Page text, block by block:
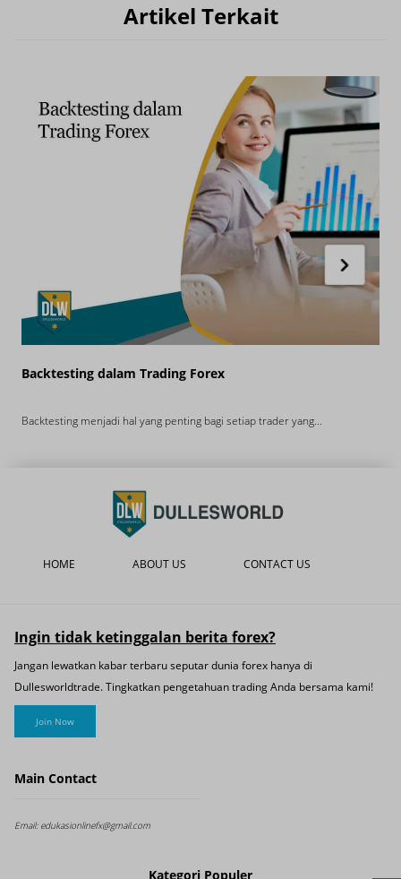
Artikel Terkait
Backtesting dalam Trading Forex
Backtesting menjadi hal yang penting bagi setiap trader yang...
HOME ABOUT US CONTACT US
Ingin tidak ketinggalan berita forex?
Jangan lewatkan kabar terbaru seputar dunia forex hanya di
Dullesworldtrade. Tingkatkan pengetahuan trading Anda bersama kami!
Join Now
Main Contact
Email:edukasionlinefx@gmail.com
Kategori Populer